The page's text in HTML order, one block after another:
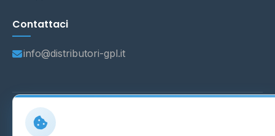
Contattaci
info@distributori-gpl.it
© 2026 - Distributori di GPL -